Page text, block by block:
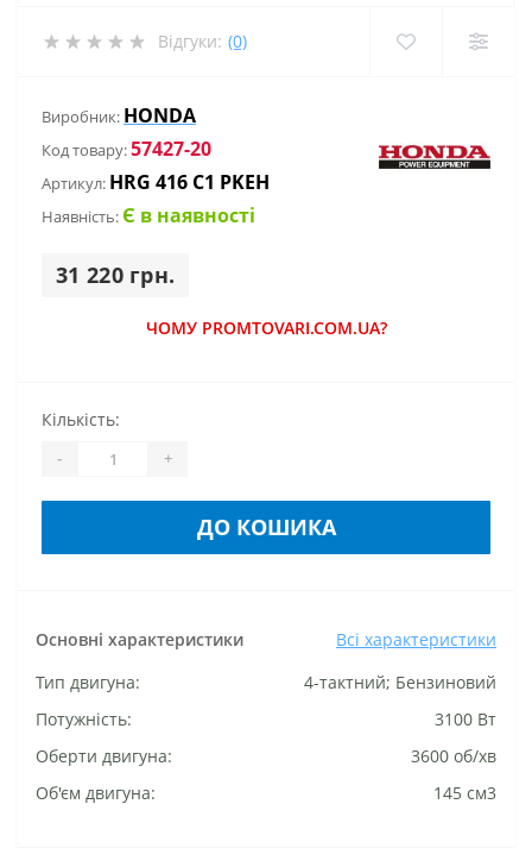
Відгуки: (0)
Виробник: HONDA
Код товару:57427-20
Артикул: HRG 416 С1 PKEH
Наявність: Є в наявності
31 220 грн.
ЧОМУ PROMTOVARI.COM.UA?
Основні характеристики
Всі характеристики
Тип двигуна:
4-тактний; Бензиновий
Потужність:
3100 Вт
Оберти двигуна:
3600 об/хв
Об'єм двигуна:
145 см3
Кількість:
- +
ДО КОШИКА